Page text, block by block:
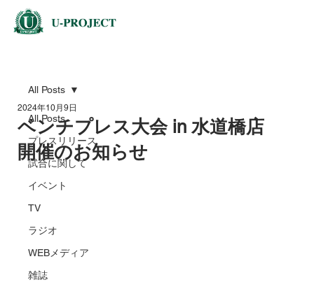
All Posts
プレスリリース
試合に関して
イベント
TV
ラジオ
WEBメディア
雑誌
All Posts
ベンチプレス大会 in 水道橋店
開催のお知らせ
2024年10月9日